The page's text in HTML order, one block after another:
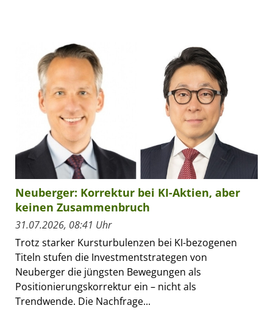
Neuberger: Korrektur bei KI-Aktien, aber
keinen Zusammenbruch
31.07.2026, 08:41 Uhr
Trotz starker Kursturbulenzen bei KI-bezogenen
Titeln stufen die Investmentstrategen von
Neuberger die jüngsten Bewegungen als
Positionierungskorrektur ein – nicht als
Trendwende. Die Nachfrage...